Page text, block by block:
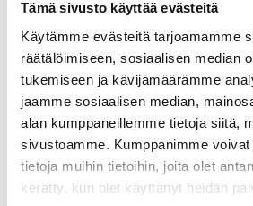
Tämä sivusto käyttää evästeitä
Käytämme evästeitä tarjoamamme
räätälöimiseen, sosiaalisen median
tukemiseen ja kävijämäärämme
jaamme sosiaalisen median,
alan kumppaneillemme tietoja siitä,
sivustoamme. Kumppanimme
tietoja muihin tietoihin, joita olet
kerätty, kun olet käyttänyt heidän
vauhdilla. Haluamme rakentaa
olevaa brändiä, joka on kaikille
oma”, Nurminen sanoo.